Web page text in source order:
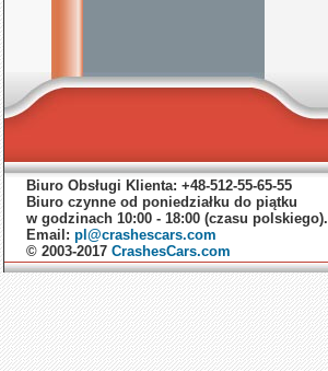
Biuro Obsługi Klienta: +48-512-55-65-55
Biuro czynne od poniedziałku do piątku
w godzinach 10:00 - 18:00 (czasu polskiego).
Email: pl@crashescars.com
© 2003-2017 CrashesCars.com